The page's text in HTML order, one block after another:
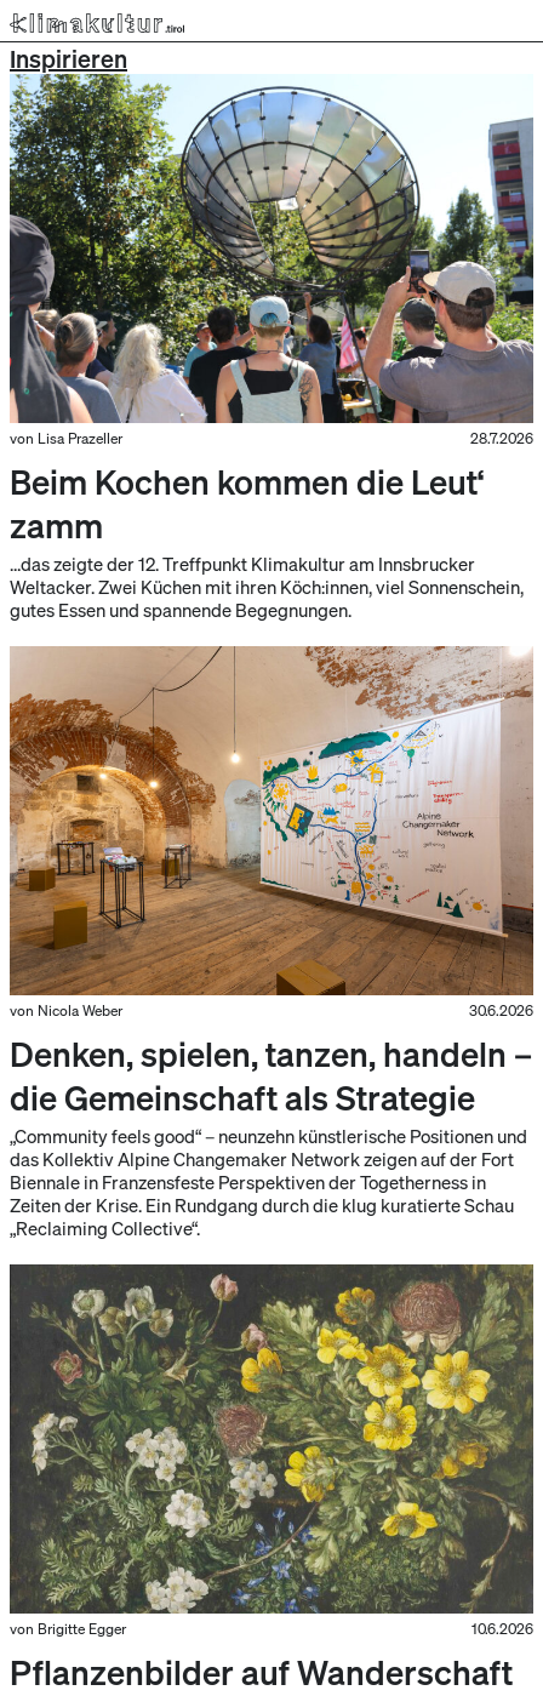
Inspirieren
von Lisa Prazeller 28.7.2026
Beim Kochen kommen die Leut‘
zamm
…das zeigte der 12. Treffpunkt Klimakultur am Innsbrucker
Weltacker. Zwei Küchen mit ihren Köch:innen, viel Sonnenschein,
gutes Essen und spannende Begegnungen.
von Nicola Weber 30.6.2026
Denken, spielen, tanzen, handeln –
die Gemeinschaft als Strategie
„Community feels good“ – neunzehn künstlerische Positionen und
das Kollektiv Alpine Changemaker Network zeigen auf der Fort
Biennale in Franzensfeste Perspektiven der Togetherness in
Zeiten der Krise. Ein Rundgang durch die klug kuratierte Schau
„Reclaiming Collective“.
von Brigitte Egger 10.6.2026
Pflanzenbilder auf Wanderschaft